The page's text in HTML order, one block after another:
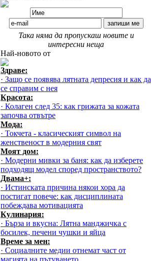
Така няма да пропускаш новите и
интересни неща
Най-новото от
Здраве:
· Защо се появява лятната депресия и как да
се справим с нея
Красота:
· Колаген след 35: как грижата за кожата
започва отвътре
Мода:
· Токчета - класическият символ на
женственост в модерния свят
Моят дом:
· Модерни мивки за баня: как да изберете
подходящ модел според пространството?
Двама+:
· Истинската причина някои хора да
постигат повече: как дисциплината
побеждава мотивацията
Кулинария:
· Бърза и вкусна: Лятна манджичка с
босилек, печени чушки и яйца
Време за мен:
· Социалните медии отнемат част от
магията на пътуването